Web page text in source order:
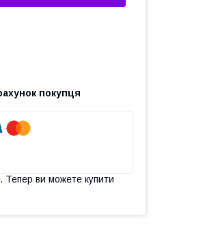
покупця
Тепер ви можете купити